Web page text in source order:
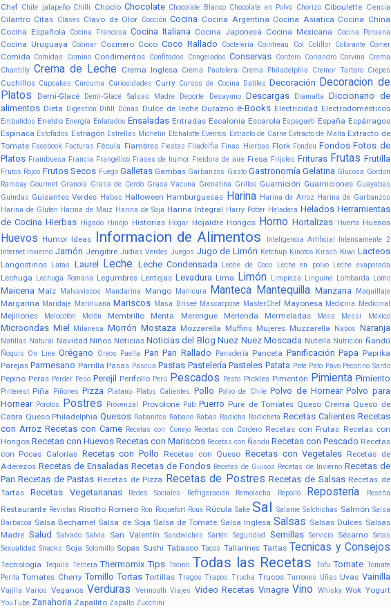
Chef Chile jalapeño Chilli Choclo Chocolate Chocolate Blanco Chocolate en Polvo Chorizo Ciboulette Ciencia
Cilantro Citas Clases Clavo de Olor Cocción Cocina Cocina Argentina Cocina Asiatica Cocina China
Cocina Española
Cocina Francesa Cocina Italiana Cocina Japonesa Cocina Mexicana Cocina Peruana
Cocina Uruguaya Cocinar Cocinero Coco Coco Rallado Coctelería Cointreau Col Coliflor Colorante Comer
Comida Comidas Comino Condimentos Confitados Congelados Conservas Cordero Coriandro Corvina
Crema
Chantilly Crema de Leche Crema Inglesa Crema Pastelera Crema Philadelphia Cremor Tartaro Crepes
Cuchillos Cupcakes Cúrcuma Curiosidades Curry Cursos de Cocina Datiles Decoración Decoracion de
Platos
Demi-Glacé Demi-Glacé Salsas Madre Deporte Desayuno Descargas Diamalta
Diccionario de
alimentos Dieta Digestión Dihll Donas Dulce de leche Durazno e-Books Electricidad Electrodomésticos
Embutidos Eneldo Energía Enlatados Ensaladas Entradas Escalonia Escarola Espagueti España Espárragos
Espinaca Estofados Estragón Estrellas Michelin Etchalotte Eventos Extracto de Carne Extracto de Malta Extracto de
Tomate Facebook Facturas Fécula Fiambres Fiestas Filadelfia Finas Hierbas Flork Fondeu Fondos Fotos de
Platos Frambuesa Francia Frangélico Frases de humor Freidora de aire Fresa Frijoles Frituras Frutas Frutilla
Frutos Rojos Frutos Secos Fuego Galletas Gambas Garbanzos Gasto Gastronomía Gelatina Glucosa Gordon
Ramsay Gourmet Granola Grasa de Cerdo Grasa Vacuna Grenatina Grillos Guarnición Guarniciones Guayabas
Guindas Guisantes Verdes Habas Halloween Hamburguesas Harina Harina de Arroz Harina de Garbanzos
Harina de Gluten Harina de Maiz Harina de Soja Harina Integral Harry Potter Heladera Helados Herramientas
de Cocina Hierbas Hígado Hinojo Historias Hogar Hojaldre Hongos Horno Hortalizas Huerta Huesos
Huevos Humor Ideas Informacion de Alimentos Inteligencia Artificial Intensamente 2
Internet Invierno Jamón Jengibre Judías Verdes Juegos Jugo de Limón Ketchup Kinotos Kirsch Kiwi Lacteos
Langostinos Latas Laurel Leche Leche Condensada Leche de Coco Leche en polvo Leche evaporada
Lechuga Lechuga Romana Legumbres Lentejas Levadura Lima Limón Limpieza Linguine Lombarda Lomo
Maicena Maíz Malvaviscos Mandarina Mango Manicura Manteca Mantequilla Manzana Maquillaje
Margarina Maridaje Marihuana Mariscos Masa Briseé Mascarpone MasterChef Mayonesa Medicina Medicinal
Mejillones Melocotón Melón Membrillo Menta Merengue Merienda Mermeladas Mesa Messi México
Microondas Miel Milanesa Morrón Mostaza Mozzarella Muffins Mujeres Muzzarella Nabos Naranja
Natillas Natural Navidad Niños Noticias Noticias del Blog Nuez Nuez Moscada Nutella Nutrición Ñandú
Ñoquis On Line Orégano Oreos Paella Pan Pan Rallado Panadería Panceta Panificación Papa Paprika
Parejas Parmesano Parrilla Pasas Pascua Pastas Pastelería Pasteles Patata Paté Pato Pavo Pecorino Sardo
Pepino Peras Perder Peso Perejil Perifollo Perú Pescados Pesto Pickles Pimentón Pimienta Pimiento
Pinterest Piña Piñones Pizza Platano Platos Calientes Pollo Polvo de Chile Polvo de Hornear Polvo para
Hornear Porotos Postres Provenzal Provolone Pub Puerro Pure de Tomates Queso Crema Queso de
Cabra Queso Philadelphia Quesos Rabanitos Rábano Rabas Radicha Radicheta Recetas Calientes Recetas
con Arroz Recetas con Carne Recetas con Conejo Recetas con Cordero Recetas con Frutas Recetas con
Hongos Recetas con Huevos Recetas con Mariscos Recetas con Ñandú Recetas con Pescado Recetas
con Pocas Calorías Recetas con Pollo Recetas con Queso Recetas con Vegetales Recetas de
Aderezos Recetas de Ensaladas Recetas de Fondos Recetas de Guisos Recetas de Invierno Recetas de
Pan Recetas de Pastas Recetas de Pizza Recetas de Postres Recetas de Salsas Recetas de
Tartas
Recetas Vegetarianas Redes Sociales Refrigeración Remolacha Repollo Repostería Reseña
Restaurante Revistas Risotto Romero Ron Roquefort Roux Rúcula Sake Sal Salame Salchichas Salmón Salsa
Barbacoa Salsa Bechamel Salsa de Soja Salsa de Tomate Salsa Inglesa Salsas Salsas Dulces Salsas
Madre Salud Salvado Salvia San Valentín Sandwiches Sartén Seguridad Semillas Servicio Sésamo Setas
Sexualidad Snacks Soja Solomillo Sopas Sushi Tabasco Tacos Tallarines Tartas Tecnicas y Consejos
Tecnología Tequila Ternera Thermomix Tips Tocino Todas las Recetas Tofu Tomate Tomate
Perita Tomates Cherry Tomillo Tortas Tortillas Tragos Trapos Trucha Trucos Turrones Uñas Uvas Vainilla
Vajilla Varios Veganos Verduras Vermouth Viajes Video Recetas Vinagre Vino Whisky Wok Yogurt
YouTube Zanahoria Zapallito Zapallo Zucchini